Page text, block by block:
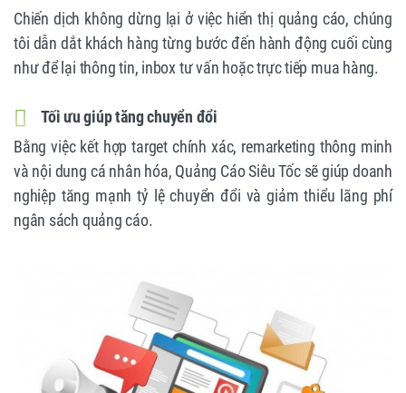
Chiến dịch không dừng lại ở việc hiển thị quảng cáo, chúng
tôi dẫn dắt khách hàng từng bước đến hành động cuối cùng
như để lại thông tin, inbox tư vấn hoặc trực tiếp mua hàng.
Tối ưu giúp tăng chuyển đổi
Bằng việc kết hợp target chính xác, remarketing thông minh
và nội dung cá nhân hóa, Quảng Cáo Siêu Tốc sẽ giúp doanh
nghiệp tăng mạnh tỷ lệ chuyển đổi và giảm thiểu lãng phí
ngân sách quảng cáo.